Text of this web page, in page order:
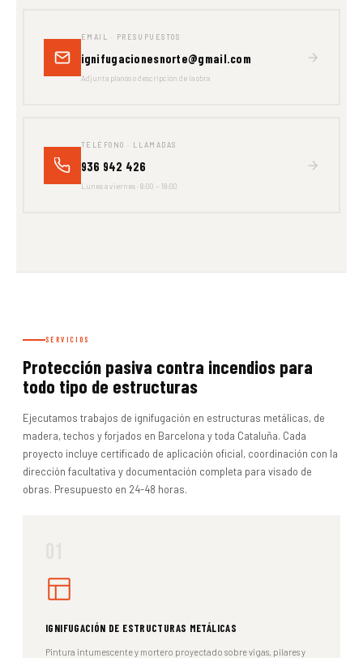
EMAIL · PRESUPUESTOS
ignifugacionesnorte@gmail.com
Adjunta planos o descripción de la obra
TELÉFONO · LLAMADAS
936 942 426
Lunes a viernes · 8:00 – 18:00
SERVICIOS
Protección pasiva contra incendios para
todo tipo de estructuras
Ejecutamos trabajos de ignifugación en estructuras metálicas, de
madera, techos y forjados en Barcelona y toda Cataluña. Cada
proyecto incluye certificado de aplicación oficial, coordinación con la
dirección facultativa y documentación completa para visado de
obras. Presupuesto en 24-48 horas.
IGNIFUGACIÓN DE ESTRUCTURAS METÁLICAS
Pintura intumescente y mortero proyectado sobre vigas, pilares y